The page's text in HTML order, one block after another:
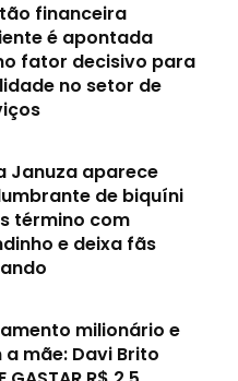
financeira
é apontada
fator decisivo para
no setor de
Januza aparece
de biquíni
término com
e deixa fãs
milionário e
a mãe: Davi Brito